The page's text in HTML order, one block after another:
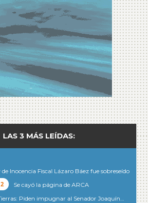
LAS 3 MÁS LEÍDAS:
de Inocencia Fiscal Lázaro Báez fue sobreseído
Se cayó la página de ARCA
Piden impugnar al Senador Joaquín…